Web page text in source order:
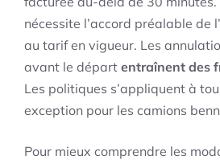
nécessite l’accord préalable de
au tarif en vigueur. Les
avant le départ entraînent des
Les politiques s’appliquent à
exception pour les camions
Pour mieux comprendre les